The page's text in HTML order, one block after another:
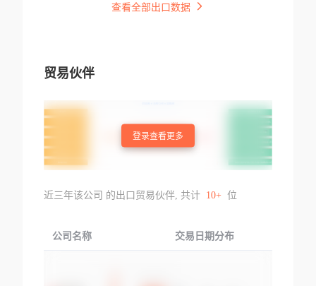
查看全部出口数据
贸易伙伴
登录查看更多
近三年该公司 的出口贸易伙伴, 共计 10+ 位
公司名称 交易日期分布